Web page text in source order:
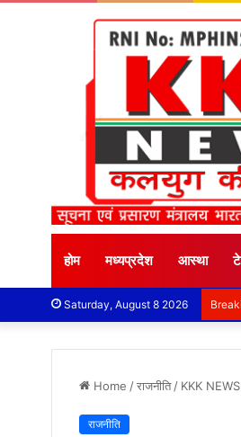
होम मध्यप्रदेश आस्था
Saturday, August 8 2026
Home /राजनीति / KKK NEWS
राजनीति